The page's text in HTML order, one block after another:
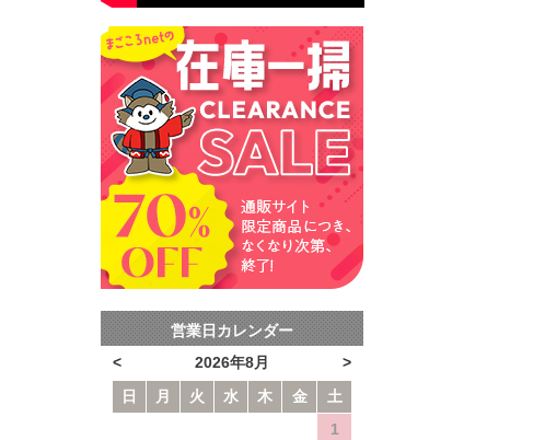
営業日カレンダー
2026年8月
<
>
日
月 火 水 木 金
土
1